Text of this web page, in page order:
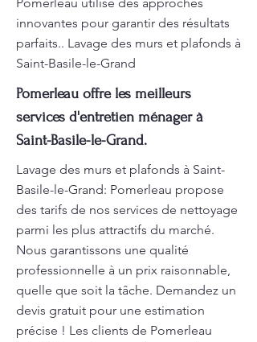
innovantes pour garantir des résultats
parfaits.. Lavage des murs et plafonds à
Saint-Basile-le-Grand
Pomerleau offre les meilleurs
services d'entretien ménager à
Saint-Basile-le-Grand.
Lavage des murs et plafonds à Saint-
Basile-le-Grand: Pomerleau propose
des tarifs de nos services de nettoyage
parmi les plus attractifs du marché.
Nous garantissons une qualité
professionnelle à un prix raisonnable,
quelle que soit la tâche. Demandez un
devis gratuit pour une estimation
précise ! Les clients de Pomerleau